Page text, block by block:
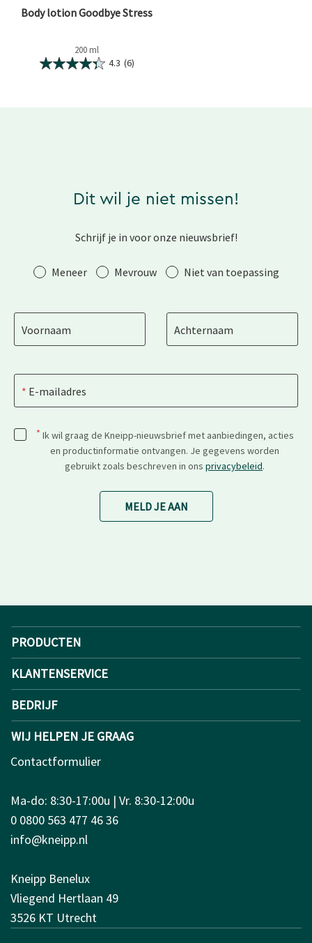
Body lotion Goodbye Stress
200 ml
4.3 (6)
Dit wil je niet missen!
Schrijf je in voor onze nieuwsbrief!
AanhefMeneer Mevrouw Niet van toepassing
Voornaam Achternaam
E-mailadres
* Ik wil graag de Kneipp-nieuwsbrief met aanbiedingen, acties
en productinformatie ontvangen. Je gegevens worden
gebruikt zoals beschreven in ons privacybeleid.
MELD JE AAN
PRODUCTEN
KLANTENSERVICE
BEDRIJF
WIJ HELPEN JE GRAAG
Contactformulier
Ma-do: 8:30-17:00u | Vr. 8:30-12:00u
0 0800 563 477 46 36
info@kneipp.nl
Kneipp Benelux
Vliegend Hertlaan 49
3526 KT Utrecht